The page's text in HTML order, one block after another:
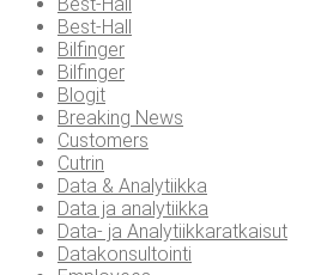
Best-Hall
Bilfinger
Bilfinger
Blogit
Breaking News
Customers
Cutrin
Data & Analytiikka
Data ja analytiikka
Data- ja Analytiikkaratkaisut
Datakonsultointi